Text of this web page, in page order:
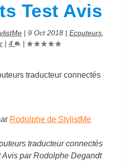
Test Avis
|9 Oct 2018 |Ecouteurs
|4 |
Rodolphe de StylistMe
traducteur connectés
par Rodolphe Degandt